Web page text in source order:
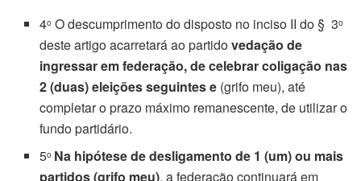
4o O descumprimento do disposto no inciso II do § 3o
deste artigo acarretará ao partidovedação de
ingressar em federação, de celebrar coligação nas
2 (duas) eleições seguintes e (grifo meu), até
completar o prazo máximo remanescente, de utilizar o
fundo partidário.
5o Na hipótese de desligamento de 1 (um) ou mais
partidos (grifo meu), a federação continuará em